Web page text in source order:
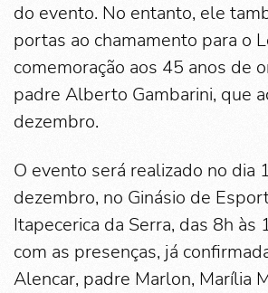
do evento. No entanto, ele
portas ao chamamento para o
comemoração aos 45 anos de
padre Alberto Gambarini, que
dezembro.
O evento será realizado no dia
dezembro, no Ginásio de
Itapecerica da Serra, das 8h às
com as presenças, já
Alencar, padre Marlon, Marília